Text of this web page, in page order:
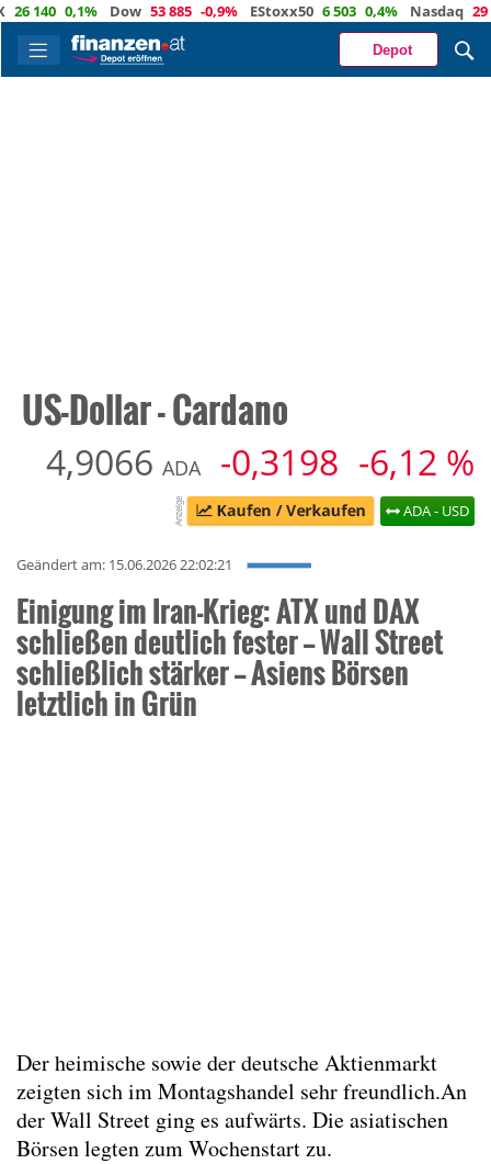
Dow 53 885 -0,9% EStoxx50 6 503 0,4% Nasdaq 29 373 -0,4% Öl
Depot
US-Dollar - Cardano
4,9066 ADA -0,3198 -6,12 %
ADA - USD
Geändert am: 15.06.2026 22:02:21
Einigung im Iran-Krieg: ATX und DAX
schließen deutlich fester -- Wall Street
schließlich stärker -- Asiens Börsen
letztlich in Grün
Der heimische sowie der deutsche Aktienmarkt
zeigten sich im Montagshandel sehr freundlich.An
der Wall Street ging es aufwärts. Die asiatischen
Börsen legten zum Wochenstart zu.